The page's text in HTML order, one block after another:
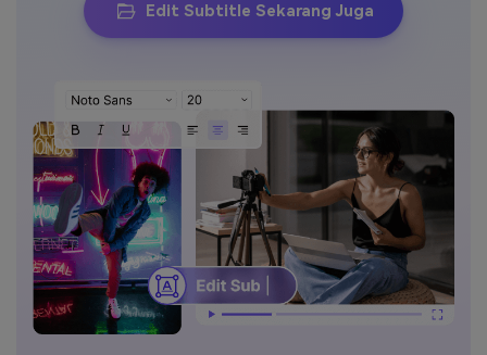
Hubungi Kami
Tips & Tutorial AI
Postingan Terbaru
Jelajahi Lebih Banyak >>
Masuk
Edit Subtitle Sekarang Juga